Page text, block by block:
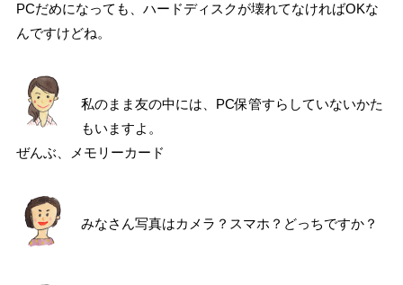
PCだめになっても、ハードディスクが壊れてなければOKな
んですけどね。
私のまま友の中には、PC保管すらしていないかた
もいますよ。
ぜんぶ、メモリーカード
みなさん写真はカメラ？スマホ？どっちですか？